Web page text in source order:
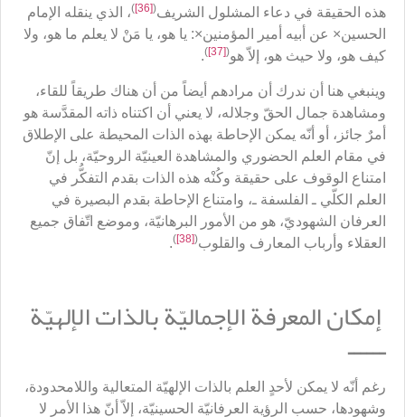
هذه الحقيقة في دعاء المشلول الشريف(
[36]
)، الذي ينقله الإمام
الحسين× عن أبيه أمير المؤمنين×: يا هو، يا مَنْ لا يعلم ما هو، ولا
كيف هو، ولا حيث هو، إلاّ هو(
[37]
)
.
وينبغي هنا أن ندرك أن مرادهم أيضاً من أن هناك طريقاً للقاء،
ومشاهدة جمال الحقّ وجلاله، لا يعني أن اكتناه ذاته المقدَّسة هو
أمرٌ جائز، أو أنّه يمكن الإحاطة بهذه الذات المحيطة على الإطلاق
في مقام العلم الحضوري والمشاهدة العينيّة الروحيّة، بل إنّ
امتناع الوقوف على حقيقة وكُنْه هذه الذات بقدم التفكُّر في
العلم الكلّي ـ الفلسفة ـ، وامتناع الإحاطة بقدم البصيرة في
العرفان الشهوديّ، هو من الأمور البرهانيّة، وموضع اتّفاق جميع
العقلاء وأرباب المعارف والقلوب(
[38]
)
.
إمكان المعرفة الإجماليّة بالذات الإلهيّة
ــــــ
رغم أنّه لا يمكن لأحدٍ العلم بالذات الإلهيّة المتعالية واللامحدودة،
وشهودها، حسب الرؤية العرفانيّة الحسينيّة، إلاّ أنّ هذا الأمر لا